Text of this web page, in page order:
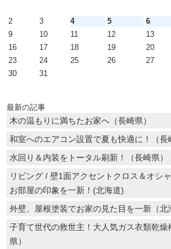
2
3 4 5 6
9
10 11 12 13
16
17 18 19 20
23
24 25 26 27
30
31
最新の記事
木の温もりに満ちたお家へ（長崎県）
和室へのエアコン設置で夏も快適に！（長
水回り＆内装をトータル刷新！（長崎県）
リビング / 壁1面アクセントクロス＆オシ
お部屋の印象を一新！(北海道)
外壁、屋根塗装でお家の見た目を一新（北
子育て世代の救世主！大人気ガス衣類乾
県）